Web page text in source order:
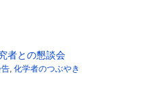
者との懇談会
, 化学者のつぶやき